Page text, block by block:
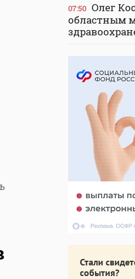
07:50 Олег
областным
Стали
события?